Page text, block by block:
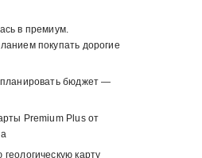
в премиум.
покупать дорогие
планировать бюджет —
Premium Plus от
карту